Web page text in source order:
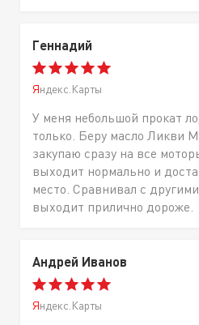
Геннадий
Яндекс.Карты
У меня небольшой прокат
только. Беру масло Ликви
закупаю сразу на все
выходит нормально и
место. Сравнивал с
выходит прилично дороже.
Андрей Иванов
Яндекс.Карты